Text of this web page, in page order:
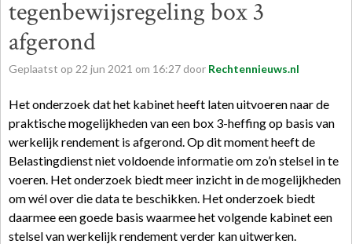
tegenbewijsregeling box 3
afgerond
Geplaatst op 22 jun 2021 om 16:27 door Rechtennieuws.nl
Het onderzoek dat het kabinet heeft laten uitvoeren naar de
praktische mogelijkheden van een box 3-heffing op basis van
werkelijk rendement is afgerond. Op dit moment heeft de
Belastingdienst niet voldoende informatie om zo’n stelsel in te
voeren. Het onderzoek biedt meer inzicht in de mogelijkheden
om wél over die data te beschikken. Het onderzoek biedt
daarmee een goede basis waarmee het volgende kabinet een
stelsel van werkelijk rendement verder kan uitwerken.